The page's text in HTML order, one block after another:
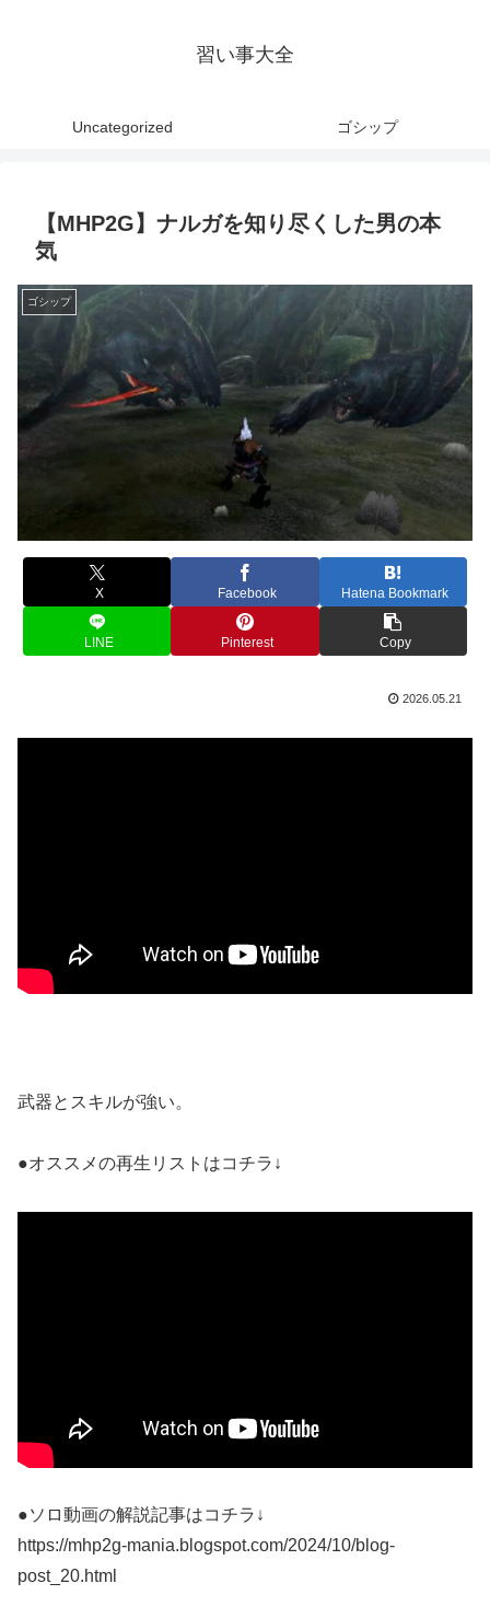
習い事大全
Uncategorized ゴシップ
【MHP2G】ナルガを知り尽くした男の本
気
ゴシップ
X Facebook Hatena Bookmark
LINE Pinterest Copy
2026.05.21
武器とスキルが強い。
●オススメの再生リストはコチラ↓
●ソロ動画の解説記事はコチラ↓
https://mhp2g-mania.blogspot.com/2024/10/blog-
post_20.html